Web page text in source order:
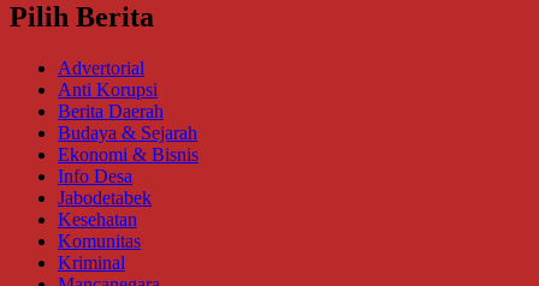
Pilih Berita
Advertorial
Anti Korupsi
Berita Daerah
Budaya & Sejarah
Ekonomi & Bisnis
Info Desa
Jabodetabek
Kesehatan
Komunitas
Kriminal